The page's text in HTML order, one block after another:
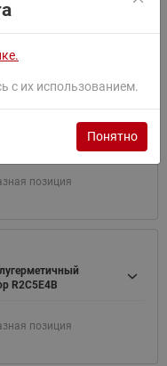
позиция
позиция
R2C5E4B
позиция
с их использованием.
Понятно